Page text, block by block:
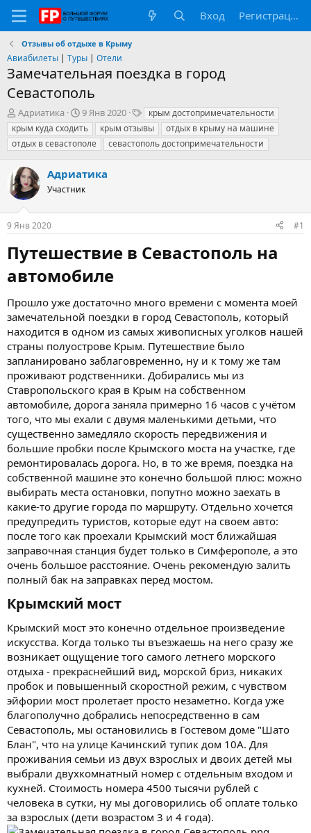
Вход Регистрация
Отзывы об отдыхе в Крыму
Авиабилеты | Туры | Отели
Замечательная поездка в город
Севастополь
А
в
т
о
т
е
м
ы
Адриатика
Д
а
т
а
а
ч
л
9 Янв 2020
Т
е
г
и
крым достопримечательности
крым куда сходить
крым отзывы
отдых в крыму на машине
отдых в севастополе
севастополь достопримечательности
Адриатика
Участник
9 Янв 2020 #1
Путешествие в Севастополь на
автомобиле​
Прошло уже достаточно много времени с момента моей
замечательной поездки в город Севастополь, который
находится в одном из самых живописных уголков нашей
страны полуострове Крым. Путешествие было
запланировано заблаговременно, ну и к тому же там
проживают родственники. Добирались мы из
Ставропольского края в Крым на собственном
автомобиле, дорога заняла примерно 16 часов с учётом
того, что мы ехали с двумя маленькими детьми, что
существенно замедляло скорость передвижения и
большие пробки после Крымского моста на участке, где
ремонтировалась дорога. Но, в то же время, поездка на
собственной машине это конечно большой плюс: можно
выбирать места остановки, попутно можно заехать в
какие-то другие города по маршруту. Отдельно хочется
предупредить туристов, которые едут на своем авто:
после того как проехали Крымский мост ближайшая
заправочная станция будет только в Симферополе, а это
очень большое расстояние. Очень рекомендую залить
полный бак на заправках перед мостом.
Крымский мост​
Крымский мост это конечно отдельное произведение
искусства. Когда только ты въезжаешь на него сразу же
возникает ощущение того самого летнего морского
отдыха - прекраснейший вид, морской бриз, никаких
пробок и повышенный скоростной режим, с чувством
эйфории мост пролетает просто незаметно. Когда уже
благополучно добрались непосредственно в сам
Севастополь, мы остановились в Гостевом доме "Шато
Блан", что на улице Качинский тупик дом 10А. Для
проживания семьи из двух взрослых и двоих детей мы
выбрали двухкомнатный номер с отдельным входом и
кухней. Стоимость номера 4500 тысячи рублей с
человека в сутки, ну мы договорились об оплате только
за взрослых (дети возрастом 3 и 4 года).